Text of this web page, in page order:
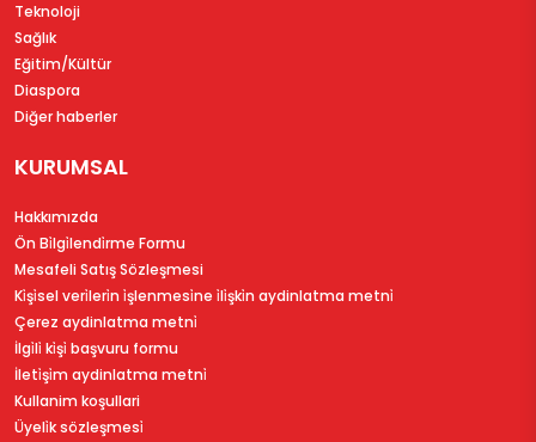
Teknoloji
Sağlık
Eğitim/Kültür
Diaspora
Diğer haberler
KURUMSAL
Hakkımızda
Ön Bi̇lgi̇lendi̇rme Formu
Mesafeli Satış Sözleşmesi
Ki̇şi̇sel veri̇leri̇n i̇şlenmesi̇ne i̇li̇şki̇n aydinlatma metni̇
Çerez aydinlatma metni̇
İlgi̇li̇ ki̇şi̇ başvuru formu
İleti̇şi̇m aydinlatma metni̇
Kullanim koşullari
Üyeli̇k sözleşmesi̇